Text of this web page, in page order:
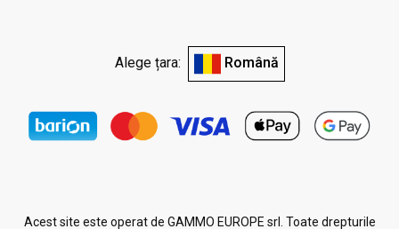
Alege țara: Română
Acest site este operat de GAMMO EUROPE srl. Toate drepturile